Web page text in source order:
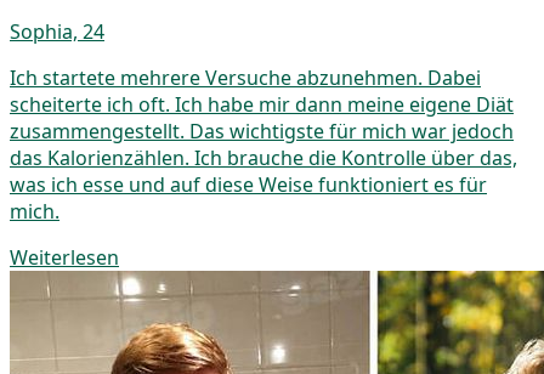
Sophia, 24
Ich startete mehrere Versuche abzunehmen. Dabei
scheiterte ich oft. Ich habe mir dann meine eigene Diät
zusammengestellt. Das wichtigste für mich war jedoch
das Kalorienzählen. Ich brauche die Kontrolle über das,
was ich esse und auf diese Weise funktioniert es für
mich.
Weiterlesen